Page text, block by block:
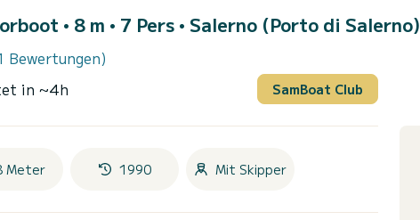
• 8 m • 7 Pers • Salerno (Porto di Salerno)
Bewertungen)
in ~4h SamBoat Club
Meter 1990 Mit Skipper